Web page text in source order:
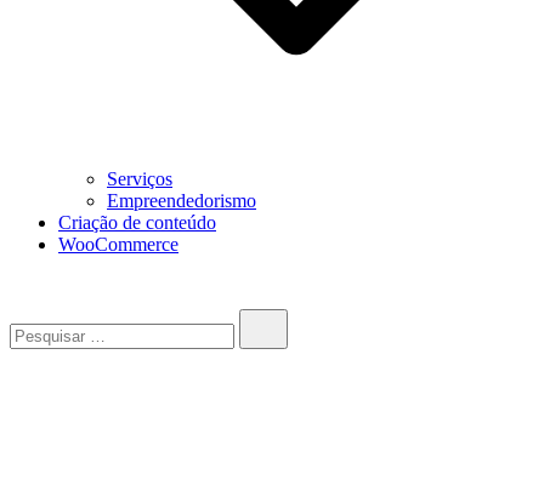
Serviços
Empreendedorismo
Criação de conteúdo
WooCommerce